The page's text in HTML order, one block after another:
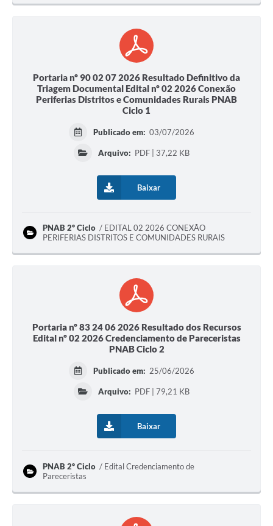
Portaria nº 90 02 07 2026 Resultado Definitivo da
Triagem Documental Edital nº 02 2026 Conexão
Periferias Distritos e Comunidades Rurais PNAB
Ciclo 1
Publicado em: 03/07/2026
Arquivo: PDF | 37,22 KB
Baixar
PNAB 2º Ciclo
EDITAL 02 2026 CONEXÃO
PERIFERIAS DISTRITOS E COMUNIDADES RURAIS
Portaria nº 83 24 06 2026 Resultado dos Recursos
Edital nº 02 2026 Credenciamento de Pareceristas
PNAB Ciclo 2
Publicado em: 25/06/2026
Arquivo: PDF | 79,21 KB
Baixar
PNAB 2º Ciclo
Edital Credenciamento de
Pareceristas